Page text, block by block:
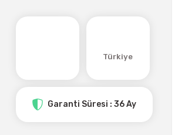
Türkiye
Garanti Süresi : 36 Ay